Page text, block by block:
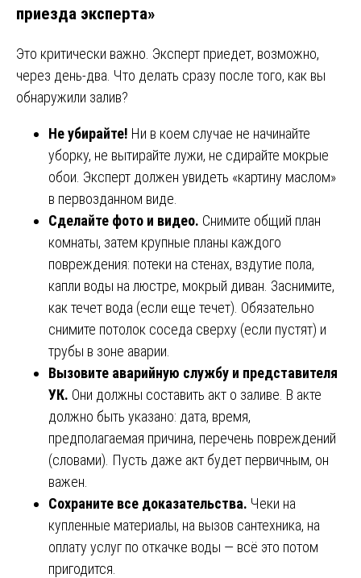
приезда эксперта»
Это критически важно. Эксперт приедет, возможно,
через день-два. Что делать сразу после того, как вы
обнаружили залив?
Не убирайте! Ни в коем случае не начинайте
уборку, не вытирайте лужи, не сдирайте мокрые
обои. Эксперт должен увидеть «картину маслом»
в первозданном виде.
Сделайте фото и видео. Снимите общий план
комнаты, затем крупные планы каждого
повреждения: потеки на стенах, вздутие пола,
капли воды на люстре, мокрый диван. Заснимите,
как течет вода (если еще течет). Обязательно
снимите потолок соседа сверху (если пустят) и
трубы в зоне аварии.
Вызовите аварийную службу и представителя
УК. Они должны составить акт о заливе. В акте
должно быть указано: дата, время,
предполагаемая причина, перечень повреждений
(словами). Пусть даже акт будет первичным, он
важен.
Сохраните все доказательства. Чеки на
купленные материалы, на вызов сантехника, на
оплату услуг по откачке воды — всё это потом
пригодится.